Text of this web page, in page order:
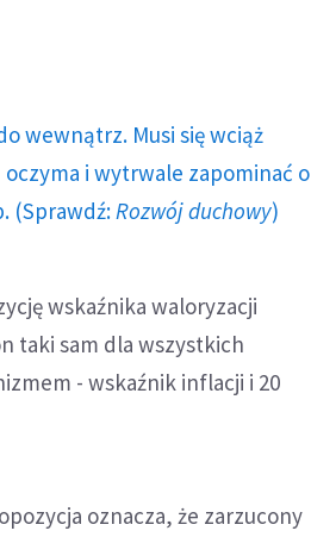
wewnątrz. Musi się wciąż
i wytrwale zapominać o
(Sprawdź: Rozwój duchowy)
wskaźnika waloryzacji
taki sam dla wszystkich
- wskaźnik inflacji i 20
oznacza, że zarzucony